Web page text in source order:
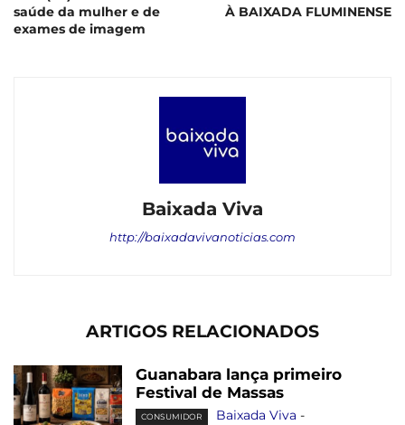
saúde da mulher e de
exames de imagem
À BAIXADA FLUMINENSE
Baixada Viva
http://baixadavivanoticias.com
ARTIGOS RELACIONADOS
Guanabara lança primeiro
Festival de Massas
CONSUMIDOR Baixada Viva -